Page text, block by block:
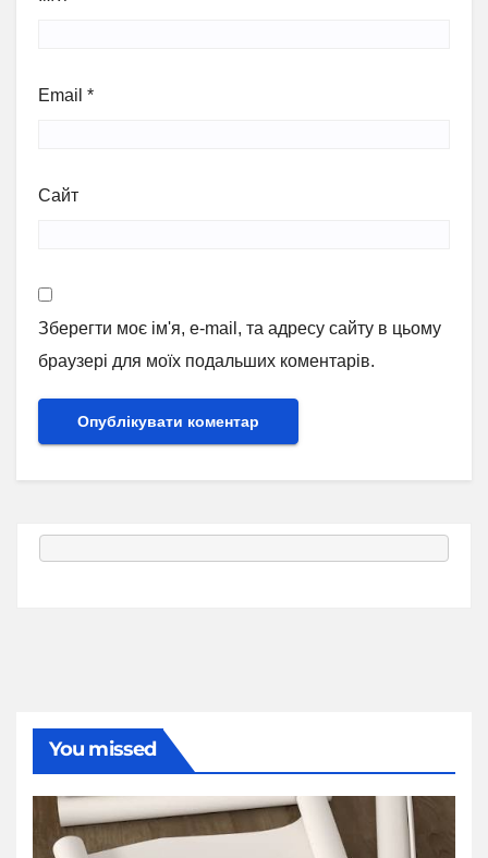
Email *
Сайт
Зберегти моє ім'я, e-mail, та адресу сайту в цьому
браузері для моїх подальших коментарів.
You missed